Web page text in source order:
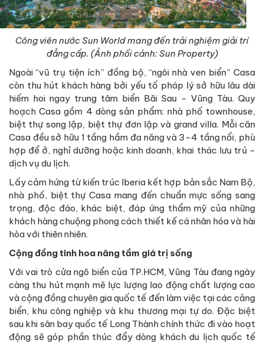
Công viên nước Sun World mang đến trải nghiệm giải trí
đẳng cấp. (Ảnh phối cảnh: Sun Property)
Ngoài “vũ trụ tiện ích” đồng bộ, “ngôi nhà ven biển” Casa
còn thu hút khách hàng bởi yếu tố pháp lý sở hữu lâu dài
hiếm hoi ngay trung tâm biển Bãi Sau - Vũng Tàu. Quy
hoạch Casa gồm 4 dòng sản phẩm: nhà phố townhouse,
biệt thự song lập, biệt thự đơn lập và grand villa. Mỗi căn
Casa đều sở hữu 1 tầng hầm đa năng và 3-4 tầng nổi, phù
hợp để ở, nghỉ dưỡng hoặc kinh doanh, khai thác lưu trú -
dịch vụ du lịch.
Lấy cảm hứng từ kiến trúc Iberia kết hợp bản sắc Nam Bộ,
nhà phố, biệt thự Casa mang đến chuẩn mực sống sang
trọng, độc đáo, khác biệt, đáp ứng thẩm mỹ của những
khách hàng chuộng phong cách thiết kế cá nhân hóa và hài
hòa với thiên nhiên.
Cộng đồng tinh hoa nâng tầm giá trị sống
Với vai trò cửa ngõ biển của TP.HCM, Vũng Tàu đang ngày
càng thu hút mạnh mẽ lực lượng lao động chất lượng cao
và cộng đồng chuyên gia quốc tế đến làm việc tại các cảng
biển, khu công nghiệp và khu thương mại tự do. Đặc biệt
sau khi sân bay quốc tế Long Thành chính thức đi vào hoạt
động sẽ góp phần thúc đẩy dòng khách du lịch quốc tế